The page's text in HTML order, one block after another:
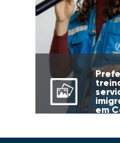
em